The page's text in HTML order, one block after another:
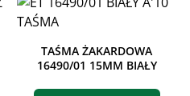
TAŚMA ŻAKARDOWA
16490/01 15MM BIAŁY